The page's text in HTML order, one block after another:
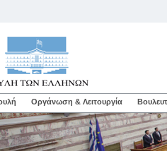
Οργάνωση & Λειτουργία